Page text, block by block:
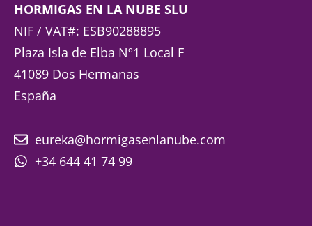
HORMIGAS EN LA NUBE SLU
NIF / VAT#: ESB90288895
Plaza Isla de Elba Nº1 Local F
41089 Dos Hermanas
España
eureka@hormigasenlanube.com
+34 644 41 74 99